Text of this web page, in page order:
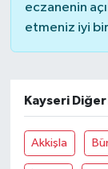
eczanenin
etmeniz iyi
Kayseri
Akkişla